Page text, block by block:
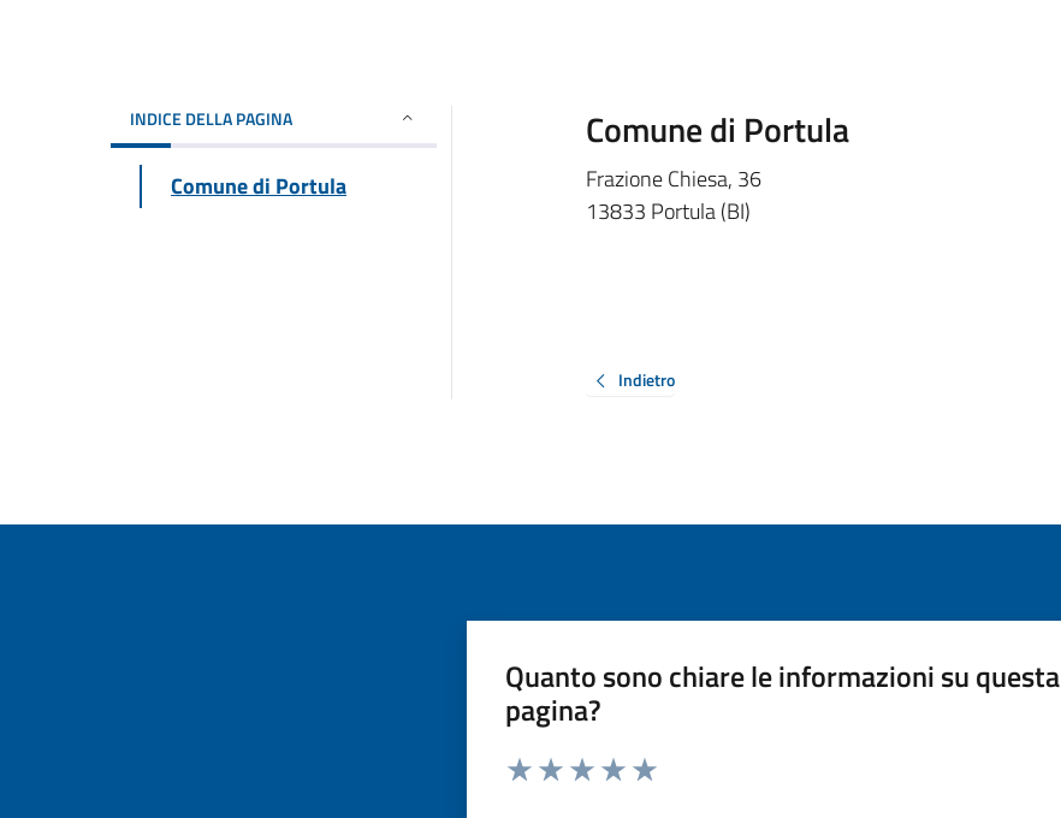
INDICE DELLA PAGINA
Comune di Portula
Comune di Portula
Frazione Chiesa, 36
13833 Portula (BI)
Indietro
Quanto sono chiare le informazioni su questa
pagina?
Valuta da 1 a 5 stelle la pagina